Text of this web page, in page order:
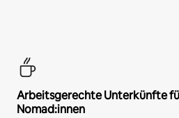
Arbeitsgerechte Unterkünfte
Nomad:innen